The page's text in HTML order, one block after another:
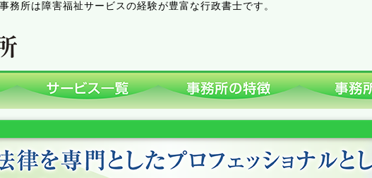
務所は障害福祉サービスの経験が豊富な行政書士です。